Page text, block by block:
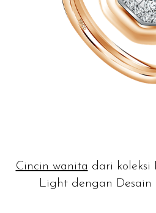
Cincin wanita dari koleksi
Light dengan